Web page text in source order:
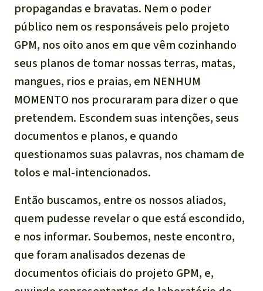
propagandas e bravatas. Nem o poder
público nem os responsáveis pelo projeto
GPM, nos oito anos em que vêm cozinhando
seus planos de tomar nossas terras, matas,
mangues, rios e praias, em NENHUM
MOMENTO nos procuraram para dizer o que
pretendem. Escondem suas intenções, seus
documentos e planos, e quando
questionamos suas palavras, nos chamam de
tolos e mal-intencionados.
Então buscamos, entre os nossos aliados,
quem pudesse revelar o que está escondido,
e nos informar. Soubemos, neste encontro,
que foram analisados dezenas de
documentos oficiais do projeto GPM, e,